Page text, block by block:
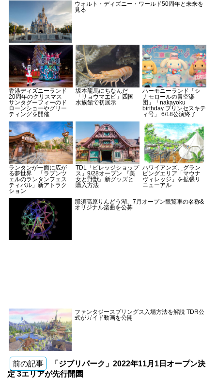
ウォルト・ディズニー・ワールド50周年と未来を
見る
香港ディズニーランド
20周年のクリスマス
サンタグーフィーのド
ローンショーやグリー
ティングを開催
坂本龍馬にちなんだ
「リョウマエビ」四国
水族館で初展示
ハーモニーランド「シ
ナモロールの青空楽
団」「nakayoku
birthday プリンセスキテ
ィ号」 6/18公演終了
ランタンが一面に広が
る夢世界 「ラプンツ
ェルのランタンフェス
ティバル」新アトラク
ション
TDL「ビレッジショップ
ス」9/28オープン 『美
女と野獣』新グッズと
購入方法
ハワイアンズ、グラン
ピングエリア「マウナ
ヴィレッジ」を拡張リ
ニューアル
那須高原りんどう湖、7月オープン観覧車の名称&
オリジナル楽曲を公募
ファンタジースプリングス入場方法を解説 TDR公
式がガイド動画を公開
前の記事
「ジブリパーク」2022年11月1日オープン決
定 3エリアが先行開園